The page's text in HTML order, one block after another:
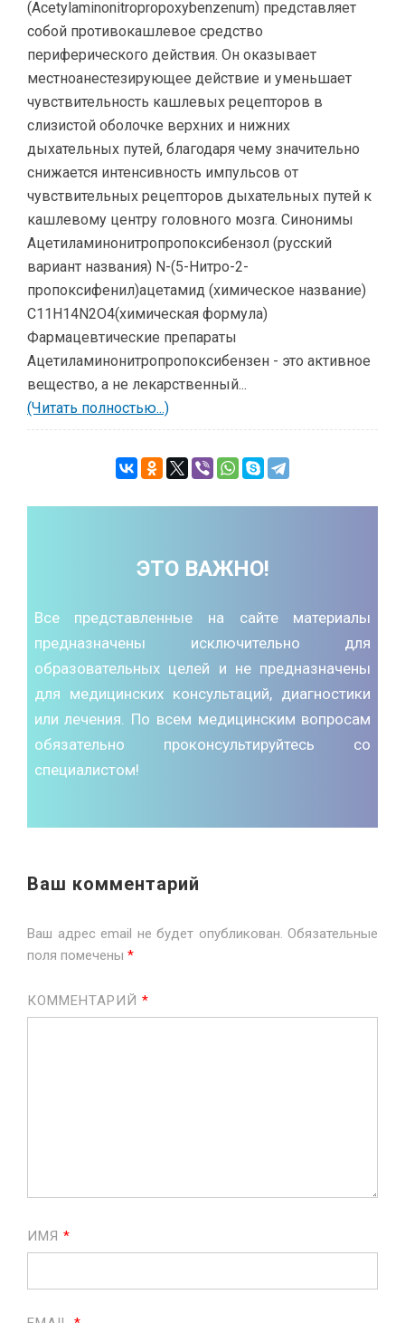
(Acetylaminonitropropoxybenzenum) представляет
собой противокашлевое средство
периферического действия. Он оказывает
местноанестезирующее действие и уменьшает
чувствительность кашлевых рецепторов в
слизистой оболочке верхних и нижних
дыхательных путей, благодаря чему значительно
снижается интенсивность импульсов от
чувствительных рецепторов дыхательных путей к
кашлевому центру головного мозга. Синонимы
Ацетиламинонитропропоксибензол (русский
вариант названия) N-(5-Нитро-2-
пропоксифенил)ацетамид (химическое название)
C11H14N2O4(химическая формула)
Фармацевтические препараты
Ацетиламинонитропропоксибензен - это активное
вещество, а не лекарственный...
(Читать полностью...)
ЭТО ВАЖНО!
Все представленные на сайте материалы
предназначены исключительно для
образовательных целей и не предназначены
для медицинских консультаций, диагностики
или лечения. По всем медицинским вопросам
обязательно проконсультируйтесь со
специалистом!
Ваш комментарий
Ваш адрес email не будет опубликован. Обязательные
поля помечены *
КОММЕНТАРИЙ *
ИМЯ *